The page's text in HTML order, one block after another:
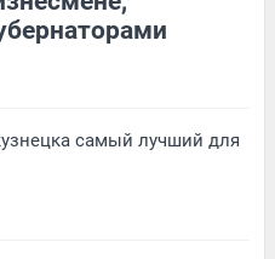
самый лучший для